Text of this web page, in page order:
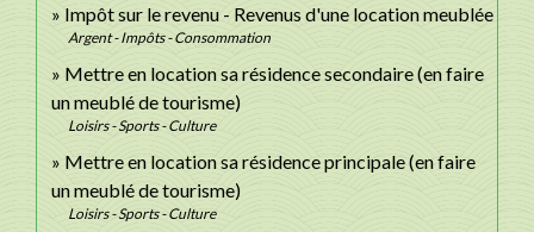
Impôt sur le revenu - Revenus d'une location meublée
Argent - Impôts - Consommation
Mettre en location sa résidence secondaire (en faire
un meublé de tourisme)
Loisirs - Sports - Culture
Mettre en location sa résidence principale (en faire
un meublé de tourisme)
Loisirs - Sports - Culture